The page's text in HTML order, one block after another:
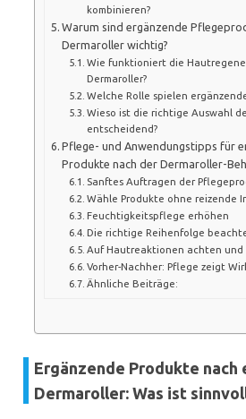
kombinieren?
Warum sind ergänzende
Dermaroller wichtig?
Wie funktioniert die
Dermaroller?
Welche Rolle spielen
Wieso ist die richtige Auswahl
entscheidend?
Pflege- und Anwendungstipps für
Produkte nach der Dermaroller-
Sanftes Auftragen der
Wähle Produkte ohne reizende
Feuchtigkeitspflege erhöhen
Die richtige Reihenfolge
Auf Hautreaktionen achten und
Vorher-Nachher: Pflege zeigt
Ähnliche Beiträge:
Ergänzende Produkte nach
Dermaroller: Was ist